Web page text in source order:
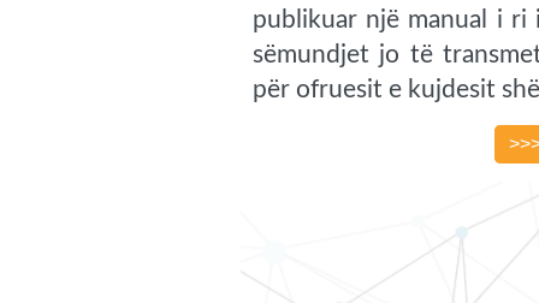
publikuar një manual i ri
sëmundjet jo të
për ofruesit e kujdesit